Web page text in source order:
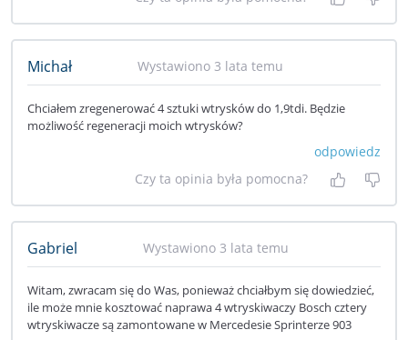
Michał Wystawiono 3 lata temu
Chciałem zregenerować 4 sztuki wtrysków do 1,9tdi. Będzie
możliwość regeneracji moich wtrysków?
odpowiedz
Czy ta opinia była pomocna?
Tak, była
Nie
Gabriel Wystawiono 3 lata temu
Witam, zwracam się do Was, ponieważ chciałbym się dowiedzieć,
ile może mnie kosztować naprawa 4 wtryskiwaczy Bosch cztery
wtryskiwacze są zamontowane w Mercedesie Sprinterze 903